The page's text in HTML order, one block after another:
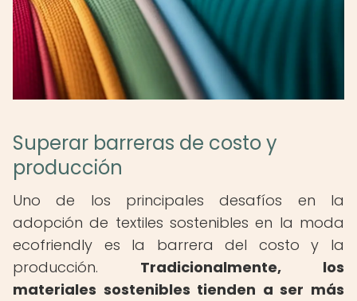
Superar barreras de costo y
producción
Uno de los principales desafíos en la
adopción de textiles sostenibles en la moda
ecofriendly es la barrera del costo y la
producción. Tradicionalmente, los
materiales sostenibles tienden a ser más